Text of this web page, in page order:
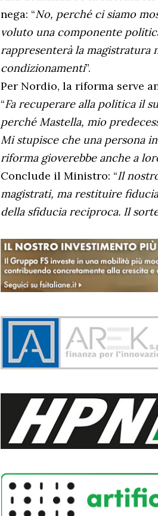
nega: “No, perché ci siamo
voluto una componente
rappresenterà la magistratura
condizionamenti”.
Per Nordio, la riforma serve
“Fa recuperare alla politica il
perché Mastella, mio
Mi stupisce che una persona
riforma gioverebbe anche a
Conclude il Ministro: “Il
magistrati, ma restituire
della sfiducia reciproca. Il